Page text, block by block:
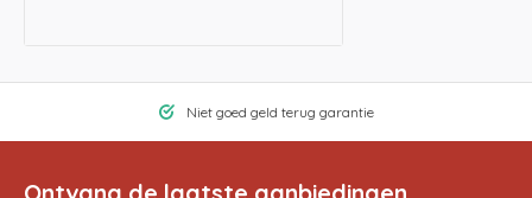
Niet goed geld terug garantie